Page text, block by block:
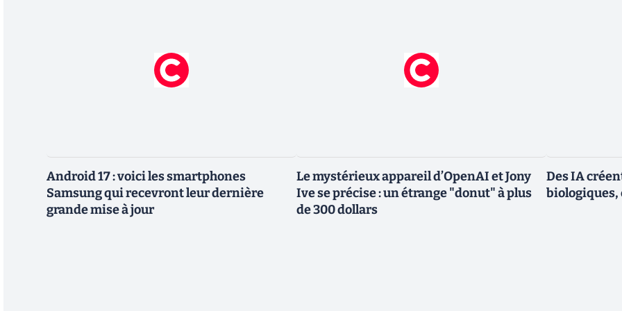
Android 17 : voici les smartphones
Samsung qui recevront leur dernière
grande mise à jour
Le mystérieux appareil d’OpenAI et Jony
Ive se précise : un étrange "donut" à plus
de 300 dollars
Des IA
biologiques,